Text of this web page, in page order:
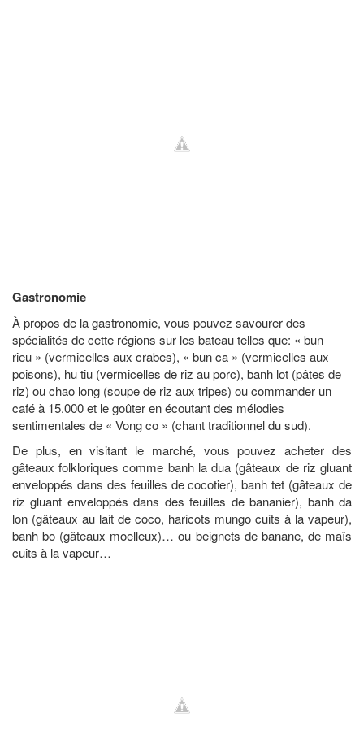
Gastronomie
À propos de la gastronomie, vous pouvez savourer des
spécialités de cette régions sur les bateau telles que: « bun
rieu » (vermicelles aux crabes), « bun ca » (vermicelles aux
poisons), hu tiu (vermicelles de riz au porc), banh lot (pâtes de
riz) ou chao long (soupe de riz aux tripes) ou commander un
café à 15.000 et le goûter en écoutant des mélodies
sentimentales de « Vong co » (chant traditionnel du sud).
De plus, en visitant le marché, vous pouvez acheter des
gâteaux folkloriques comme banh la dua (gâteaux de riz gluant
enveloppés dans des feuilles de cocotier), banh tet (gâteaux de
riz gluant enveloppés dans des feuilles de bananier), banh da
lon (gâteaux au lait de coco, haricots mungo cuits à la vapeur),
banh bo (gâteaux moelleux)… ou beignets de banane, de maïs
cuits à la vapeur…